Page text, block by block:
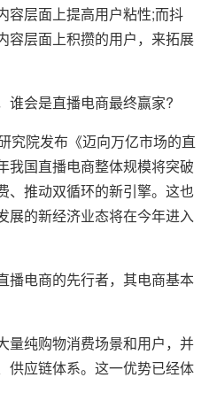
容层面上提高用户粘性;而抖
容层面上积攒的用户，来拓展
会是直播电商最终赢家?
院发布《迈向万亿市场的直
我国直播电商整体规模将突破
、推动双循环的新引擎。这也
展的新经济业态将在今年进入
电商的先行者，其电商基本
纯购物消费场景和用户，并
供应链体系。这一优势已经体